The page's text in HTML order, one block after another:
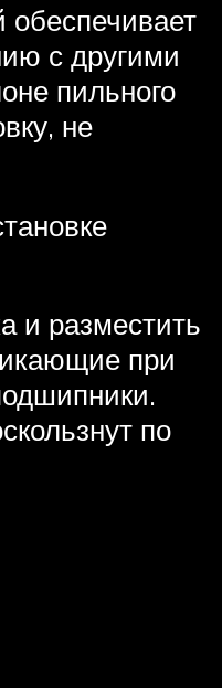
с другими
пильного
не
и разместить
при
по